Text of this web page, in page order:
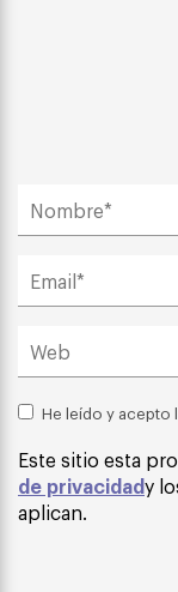
He leído y acepto
Este sitio esta
de privacidady
aplican.